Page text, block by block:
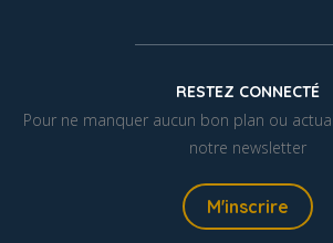
RESTEZ CONNECTÉ
Pour ne manquer aucun bon plan ou
notre newsletter
M'inscrire